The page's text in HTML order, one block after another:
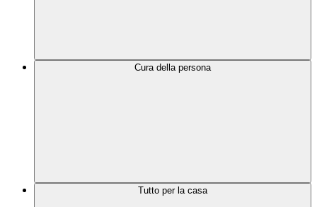
Cura della persona
Tutto per la casa